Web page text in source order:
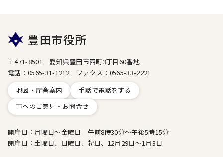
豊田市役所
〒471-8501 愛知県豊田市西町3丁目60番地
電話：0565-31-1212 ファクス：0565-33-2221
地図・庁舎案内
手話で電話をする
市へのご意見・お問合せ
開庁日：月曜日～金曜日 午前8時30分～午後5時15分
閉庁日：土曜日、日曜日、祝日、12月29日～1月3日